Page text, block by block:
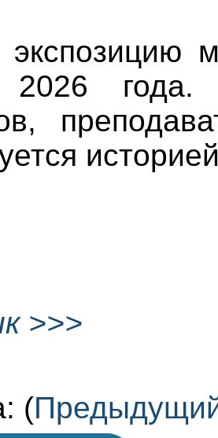
2026 года.
>>>
(